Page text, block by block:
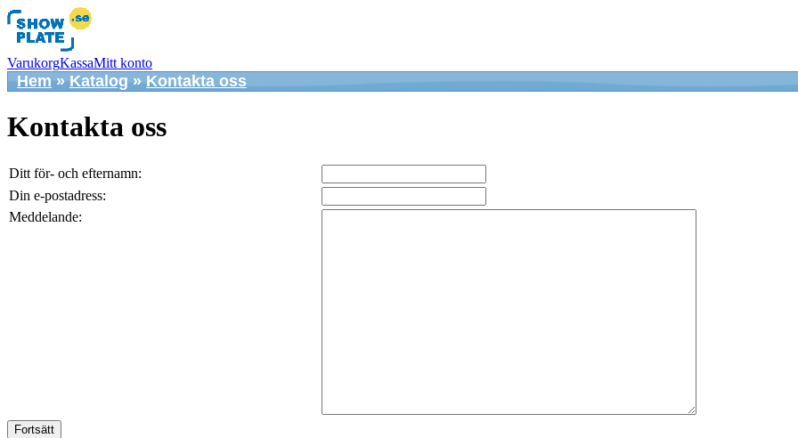
VarukorgKassaMitt konto
Hem » Katalog » Kontakta oss
Kontakta oss
Ditt för- och efternamn:
Din e-postadress:
Meddelande:
Fortsätt